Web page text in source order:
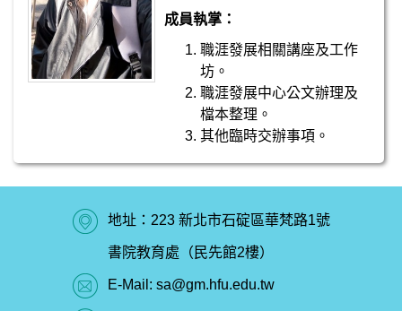
成員執掌：
職涯發展相關講座及工作
坊。
職涯發展中心公文辦理及
檔本整理。
其他臨時交辦事項。
地址：223 新北市石碇區華梵路1號
書院教育處（民先館2樓）
E-Mail: sa@gm.hfu.edu.tw